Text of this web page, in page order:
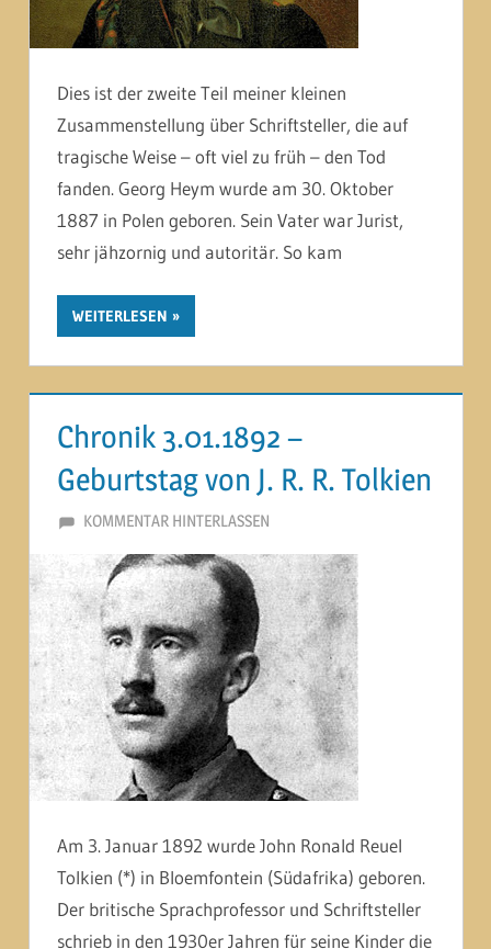
Dies ist der zweite Teil meiner kleinen
Zusammenstellung über Schriftsteller, die auf
tragische Weise – oft viel zu früh – den Tod
fanden. Georg Heym wurde am 30. Oktober
1887 in Polen geboren. Sein Vater war Jurist,
sehr jähzornig und autoritär. So kam
WEITERLESEN
Chronik 3.01.1892 –
Geburtstag von J. R. R. Tolkien
3. JANUAR 2015
MARTINA BERG
KOMMENTAR HINTERLASSEN
Am 3. Januar 1892 wurde John Ronald Reuel
Tolkien (*) in Bloemfontein (Südafrika) geboren.
Der britische Sprachprofessor und Schriftsteller
schrieb in den 1930er Jahren für seine Kinder die